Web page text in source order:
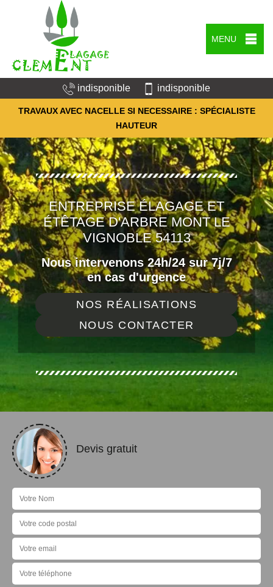
MENU
indisponible indisponible
TRAVAUX AVEC NACELLE SI NECESSAIRE : SPÉCIALISTE
HAUTEUR
ENTREPRISE ÉLAGAGE ET
ÉTÊTAGE D'ARBRE MONT LE
VIGNOBLE 54113
Nous intervenons 24h/24 sur 7j/7
en cas d'urgence
NOS RÉALISATIONS
NOUS CONTACTER
Devis gratuit